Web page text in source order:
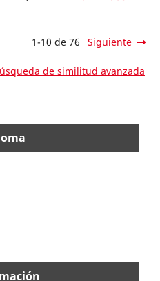
1-10 de 76 Siguiente
de similitud avanzada